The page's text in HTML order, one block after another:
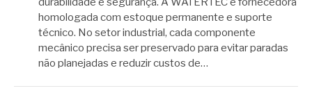
homologada com estoque permanente e suporte
técnico. No setor industrial, cada componente
mecânico precisa ser preservado para evitar paradas
não planejadas e reduzir custos de…